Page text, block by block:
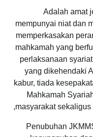
Adalah amat
mempunyai niat dan
memperkasakan
mahkamah yang
perlaksanaan
yang dikehendaki
kabur, tiada
Mahkamah
masyarakat
Penubuhan